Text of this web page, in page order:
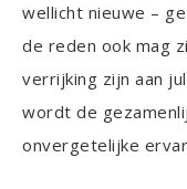
wellicht nieuwe –
de reden ook mag
verrijking zijn aan
wordt de
onvergetelijke